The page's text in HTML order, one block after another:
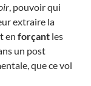
, pouvoir qui
extraire la
en forçant les
un post
que ce vol